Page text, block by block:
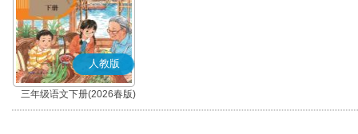
人教版
三年级语文下册(2026春版)
(部编版)